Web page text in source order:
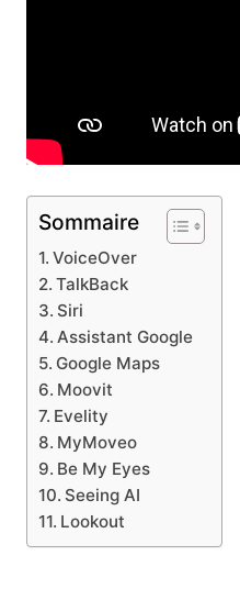
Sommaire
VoiceOver
TalkBack
Siri
Assistant Google
Google Maps
Moovit
Evelity
MyMoveo
Be My Eyes
Seeing AI
Lookout